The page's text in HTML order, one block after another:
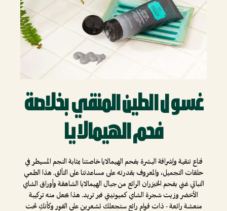
غسول الطين المنقي بخلاصة
فحم الهيمالايا
قناع تنقية وإشراقة البشرة بفحم الهيمالايا خاصتنا بمثابة النجم المسيطر في
حلقات التجميل، والمعروف بقدرته على مساعدتنا على التألق. هذا الطمي
النباتي غني بفحم الخيزران الرائع من جبال الهيمالايا الشاهقة وأوراق الشاي
الأخضر وزيت شجرة الشاي كميونيتي فير تريد. هذا يجعل منه تركيبة
منعشة رائعة - ذات قوام رائع ستجعلك تشعرين على الفور وكأنكِ تحت